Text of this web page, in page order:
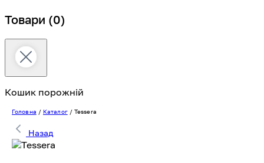
Товари (0)
Кошик порожній
Головна / Каталог/Tessera
Назад